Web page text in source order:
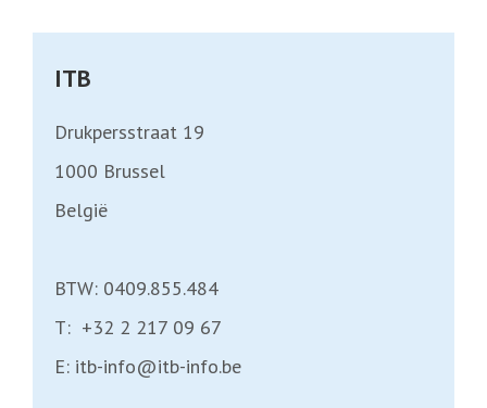
ITB
Drukpersstraat 19
1000 Brussel
België
BTW: 0409.855.484
T: +32 2 217 09 67
E: itb-info@itb-info.be